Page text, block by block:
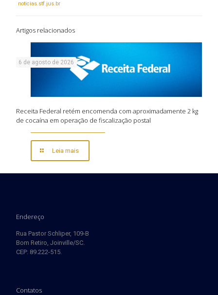
noticias.stf.jus.br
Artigos relacionados
6 de agosto de 2026
Receita Federal retém encomenda com aproximadamente 2 kg
de cocaína em operação de fiscalização postal
Leia mais
Endereço
Rua Pastor Schliper, 109-B
Bom Retiro, Joinville/SC.
CEP: 89.222-515.
Contatos